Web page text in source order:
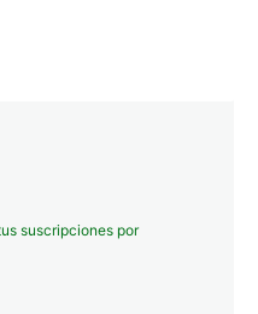
suscripciones por